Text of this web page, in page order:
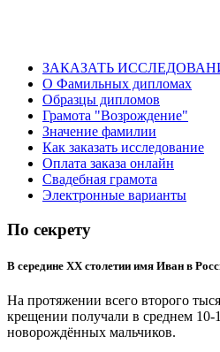
ЗАКАЗАТЬ
О Фамильных дипломах
Образцы дипломов
Грамота "Возрождение"
Значение фамилии
Как заказать исследование
Оплата заказа онлайн
Свадебная грамота
Электронные варианты
По секрету
В середине XX столетии имя Иван в
На протяжении всего второго
крещении получали в среднем 10-
новорождённых мальчиков.